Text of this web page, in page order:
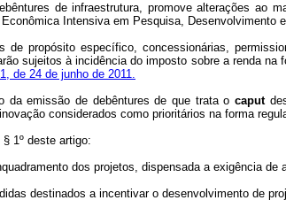
de infraestrutura, promove alterações ao
Intensiva em Pesquisa,
de propósito específico, concessionárias,
sujeitos à incidência do imposto sobre a renda
de 24 de junho de 2011.
da emissão de debêntures de que trata o caput
considerados como prioritários na forma
1º deste artigo:
dos projetos, dispensada a exigência
destinados a incentivar o desenvolvimento de